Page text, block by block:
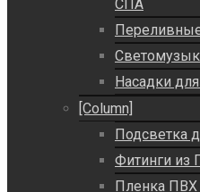
СПА
Насадки
[Column]
Подсветка
Фитинги из
Пленка ПВХ